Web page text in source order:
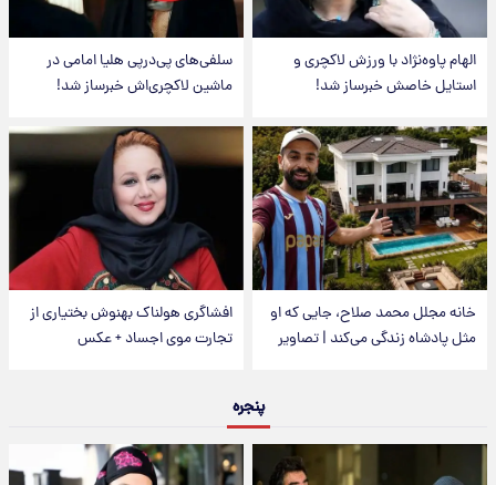
الهام پاوه‌نژاد با ورزش لاکچری و
استایل خاصش خبرساز شد!
سلفی‌های پی‌درپی هلیا امامی در
ماشین لاکچری‌اش خبرساز شد!
خانه مجلل محمد صلاح، جایی که او
مثل پادشاه زندگی می‌کند | تصاویر
افشاگری هولناک بهنوش بختیاری از
تجارت موی اجساد + عکس
پنجره